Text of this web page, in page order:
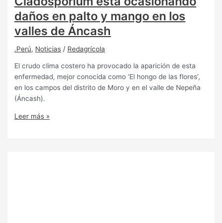
daños en palto y mango en los
valles de Áncash
.Perú, Noticias / Redagrícola
El crudo clima costero ha provocado la aparición de esta
enfermedad, mejor conocida como ‘El hongo de las flores’,
en los campos del distrito de Moro y en el valle de Nepeña
(Áncash).
Leer más »